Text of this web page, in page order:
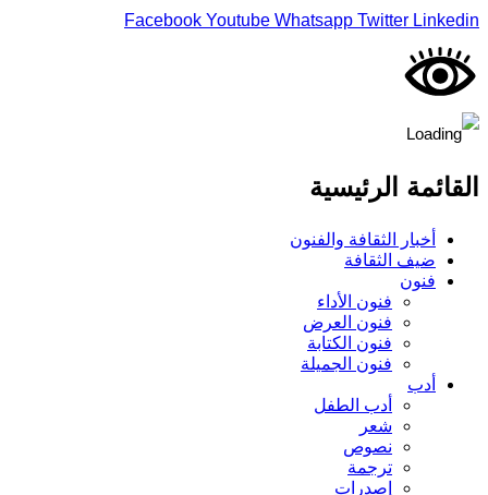
Facebook Youtube Whatsapp Twitter Linkedin
القائمة الرئيسية
أخبار الثقافة والفنون
ضيف الثقافة
فنون
فنون الأداء
فنون العرض
فنون الكتابة
فنون الجميلة
أدب
أدب الطفل
شعر
نصوص
ترجمة
إصدرات